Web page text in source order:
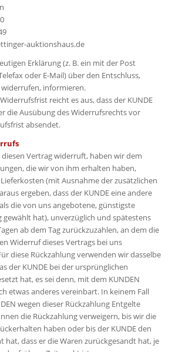
auktionshaus.de
Erklärung (z. B. ein mit der Post
oder E-Mail) über den Entschluss,
informieren.
reicht es aus, dass der KUNDE
die Ausübung des Widerrufsrechts vor
absendet.
diesen Vertrag widerruft, haben wir dem
die wir von ihm erhalten haben,
(mit Ausnahme der zusätzlichen
ergeben, dass der KUNDE eine andere
die von uns angebotene, günstigste
gewählt hat), unverzüglich und spätestens
ab dem Tag zurückzuzahlen, an dem die
Widerruf dieses Vertrags bei uns
diese Rückzahlung verwenden wir dasselbe
der KUNDE bei der ursprünglichen
hat, es sei denn, mit dem KUNDEN
etwas anderes vereinbart. In keinem Fall
wegen dieser Rückzahlung Entgelte
die Rückzahlung verweigern, bis wir die
haben oder bis der KUNDE den
hat, dass er die Waren zurückgesandt hat, je